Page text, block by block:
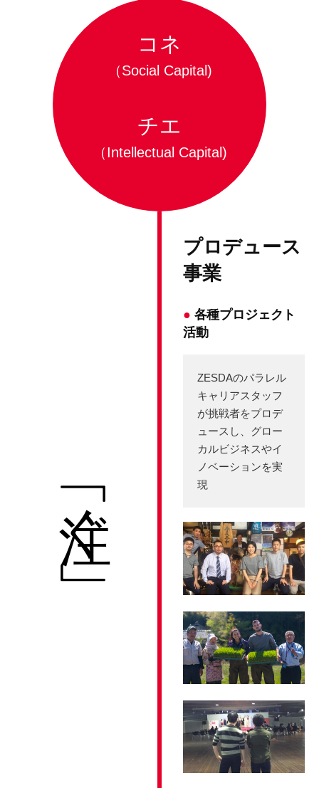
コネ
（Social Capital)
チエ
（Intellectual Capital)
「注ぐ」
プロデュース
事業
● 各種プロジェクト
活動
ZESDAのパラレル
キャリアスタッフ
が挑戦者をプロデ
ュースし、グロー
カルビジネスやイ
ノベーションを実
現